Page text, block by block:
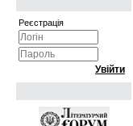
Реєстрація